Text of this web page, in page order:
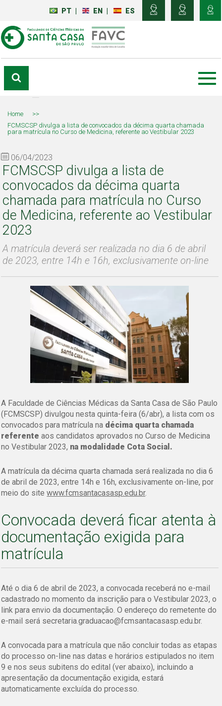
PT EN ES
Home
>>
FCMSCSP divulga a lista de convocados da décima quarta chamada
para matrícula no Curso de Medicina, referente ao Vestibular 2023
06/04/2023
FCMSCSP divulga a lista de
convocados da décima quarta
chamada para matrícula no Curso
de Medicina, referente ao Vestibular
2023
A matrícula deverá ser realizada no dia 6 de abril
de 2023, entre 14h e 16h, exclusivamente on-line
A Faculdade de Ciências Médicas da Santa Casa de São Paulo
(FCMSCSP) divulgou nesta quinta-feira (6/abr), a lista com os
convocados para matrícula na décima quarta chamada
referente aos candidatos aprovados no Curso de Medicina
no Vestibular 2023, na modalidade Cota Social.
A matrícula da décima quarta chamada será realizada no dia 6
de abril de 2023, entre 14h e 16h, exclusivamente on-line, por
meio do sitewww.fcmsantacasasp.edu.br.
Convocada deverá ficar atenta à
documentação exigida para
matrícula
Até o dia 6 de abril de 2023, a convocada receberá no e-mail
cadastrado no momento da inscrição para o Vestibular 2023, o
link para envio da documentação. O endereço do remetente do
e-mail será secretaria.graduacao@fcmsantacasasp.edu.br.
A convocada para a matrícula que não concluir todas as etapas
do processo on-line nas datas e horários estipulados no item
9 e nos seus subitens do edital (ver abaixo), incluindo a
apresentação da documentação exigida, estará
automaticamente excluída do processo.